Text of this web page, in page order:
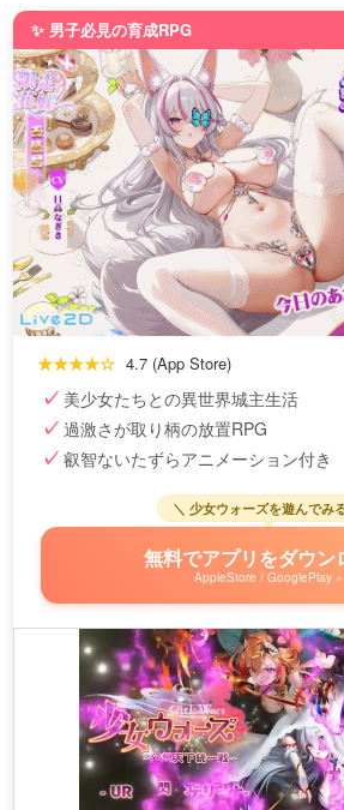
✨ 男子必見の育成RPG
★★★★☆ 4.7 (App Store)
美少女たちとの異世界城主生活
過激さが取り柄の放置RPG
叡智ないたずらアニメーション付き
＼ 少女ウォーズを遊んでみ
無料でアプリをダウン
AppleStore / GooglePlay »